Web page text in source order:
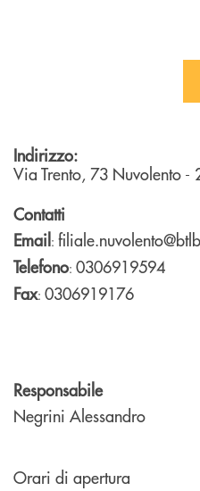
Indirizzo:
Via Trento, 73 Nuvolento -
Contatti
Email :
Telefono: 0306919594
Fax: 0306919176
Responsabile
Negrini Alessandro
Orari di apertura